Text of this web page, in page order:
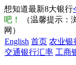
想知道最新8大银行
吧！
（温馨提示：
网）
English 首页 农业银
交通银行汇率 工商